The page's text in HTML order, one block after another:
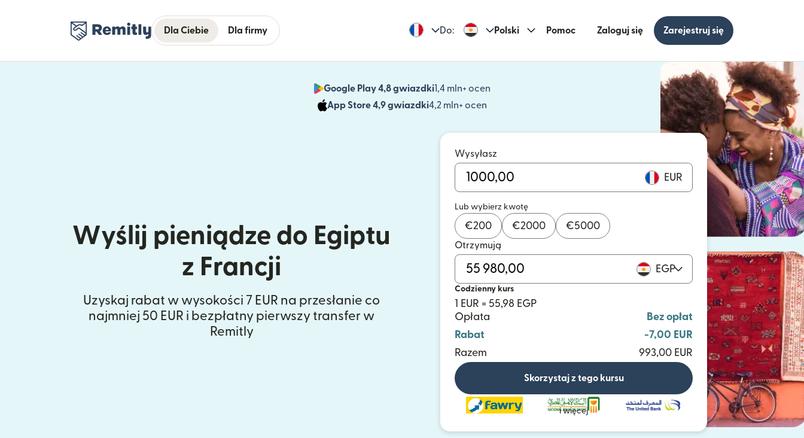
Dla Ciebie Dla firmy Do: Polski Pomoc Zaloguj się Zarejestruj się
Google Play 4,8 gwiazdki1,4 mln+ ocen
(otwiera się w nowym oknie)
App Store 4,9 gwiazdki4,2 mln+ ocen
(otwiera się w nowym oknie)
Wyślij pieniądze do Egiptu
z Francji
Uzyskaj rabat w wysokości 7 EUR na przesłanie co
najmniej 50 EUR i bezpłatny pierwszy transfer w
Remitly
Wysyłasz
EUR
Lub wybierz kwotę
€200 €2000 €5000
Otrzymują
EGP
Codzienny kurs
1 EUR = 55,98 EGP
Opłata
Bez opłat
Rabat
-7,00 EUR
Razem
993,00 EUR
Skorzystaj z tego kursu
i więcej